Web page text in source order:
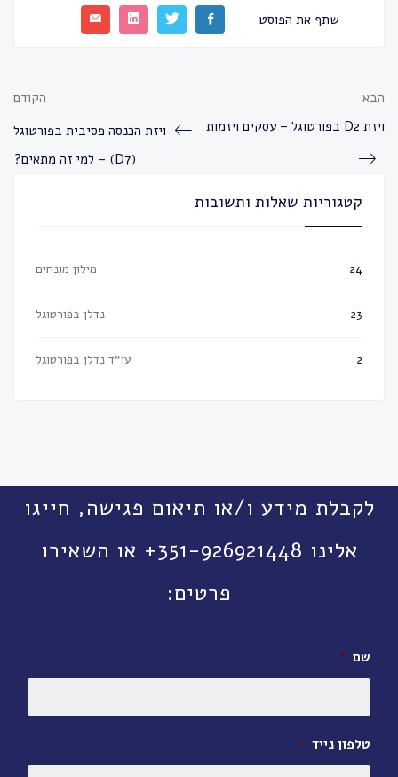
שתף את הפוסט
הקודם
ויזת הכנסה פסיבית בפורטוגל
(D7) – למי זה מתאים?
הבא
ויזת D2 בפורטוגל – עסקים ויזמות
קטגוריות שאלות ותשובות
מילון מונחים 24
נדלן בפורטוגל 23
עו״ד נדלן בפורטוגל 2
לקבלת מידע ו/או תיאום פגישה, חייגו
אלינו 351-926921448+ או השאירו
פרטים:
שם *
טלפון נייד *